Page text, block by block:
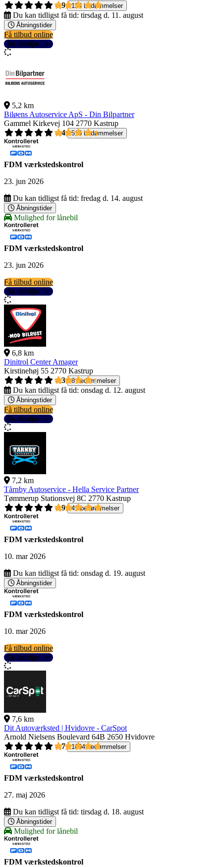
4,9
134 bedømmelser
Du kan tidligst få tid: tirsdag d. 11. august
Åbningstider
Få tilbud online
Se detaljer
5,2 km
Biløens Autoservice ApS - Din Bilpartner
Gammel Kirkevej 104 2770 Kastrup
4,4
516 bedømmelser
FDM værkstedskontrol
23. jun 2026
Du kan tidligst få tid: fredag d. 14. august
Åbningstider
Mulighed for lånebil
FDM værkstedskontrol
23. jun 2026
Få tilbud online
Se detaljer
6,8 km
Dinitrol Center Amager
Kirstinehøj 55 2770 Kastrup
4,3
8 bedømmelser
Du kan tidligst få tid: onsdag d. 12. august
Åbningstider
Få tilbud online
Se detaljer
7,2 km
Tårnby Autoservice - Hella Service Partner
Tømmerup Stationsvej 8C 2770 Kastrup
4,9
41 bedømmelser
FDM værkstedskontrol
10. mar 2026
Du kan tidligst få tid: onsdag d. 19. august
Åbningstider
FDM værkstedskontrol
10. mar 2026
Få tilbud online
Se detaljer
7,6 km
Dit Autoværksted | Hvidovre - CarSpot
Arnold Nielsens Boulevard 64B 2650 Hvidovre
4,7
1004 bedømmelser
FDM værkstedskontrol
27. maj 2026
Du kan tidligst få tid: tirsdag d. 18. august
Åbningstider
Mulighed for lånebil
FDM værkstedskontrol